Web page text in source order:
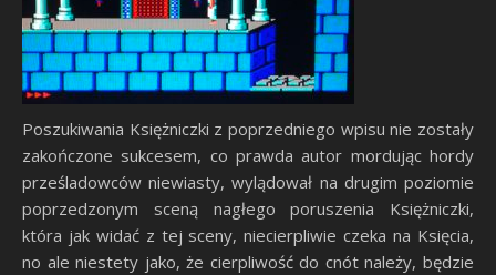
Poszukiwania Księżniczki z poprzedniego wpisu nie zostały
zakończone sukcesem, co prawda autor mordując hordy
prześladowców niewiasty, wylądował na drugim poziomie
poprzedzonym sceną nagłego poruszenia Księżniczki,
która jak widać z tej sceny, niecierpliwie czeka na Księcia,
no ale niestety jako, że cierpliwość do cnót należy, będzie